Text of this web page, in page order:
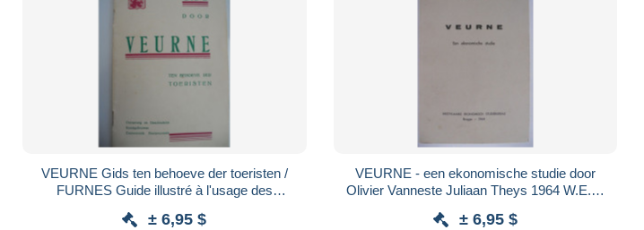
VEURNE Gids ten behoeve der toeristen /
FURNES Guide illustré à l'usage des
± 6,95 $
VEURNE - een ekonomische studie door
Olivier Vanneste Juliaan Theys 1964 W.E.S.
± 6,95 $